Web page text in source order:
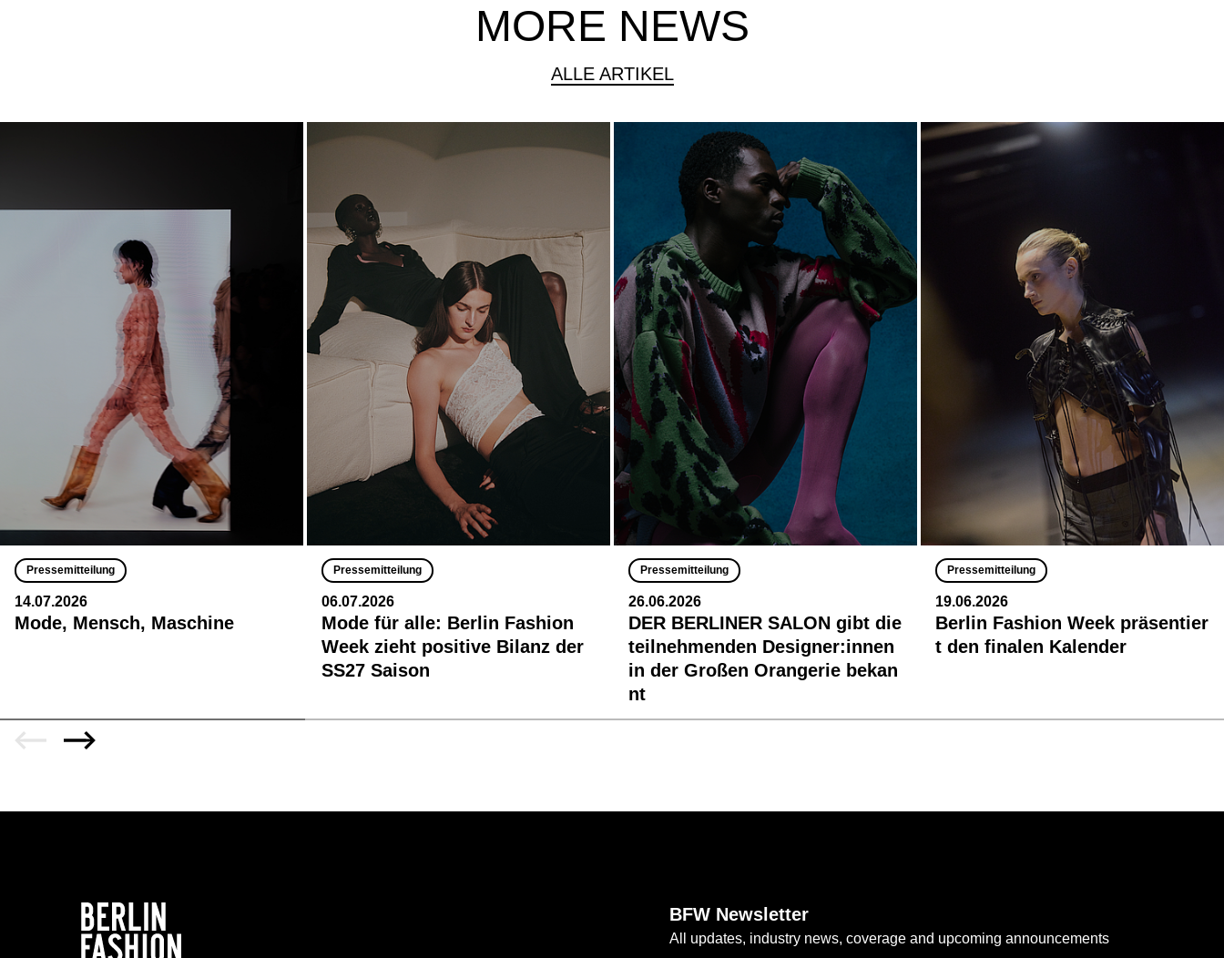
MORE NEWS
ALLE ARTIKEL
Pressemitteilung
14.07.2026
Mode, Mensch, Maschine
Pressemitteilung
06.07.2026
Mode für alle: Berlin Fashion
Week zieht positive Bilanz der
SS27 Saison
Pressemitteilung
26.06.2026
DER BERLINER SALON gibt die
teilnehmenden Designer:innen
in der Großen Orangerie bekan
nt
Pressemitteilung
19.06.2026
Berlin Fashion Week präsentier
t den finalen Kalender
BFW Newsletter
All updates, industry news, coverage and upcoming announcements